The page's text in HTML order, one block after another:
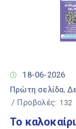
18-06-2026
Πρώτη σελίδα‚
/ Προβολές: 132
Το